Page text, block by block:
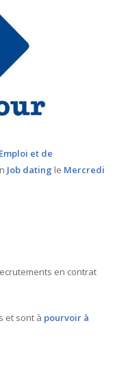
et de
Job dating le Mercredi
en contrat
et sont à pourvoir à